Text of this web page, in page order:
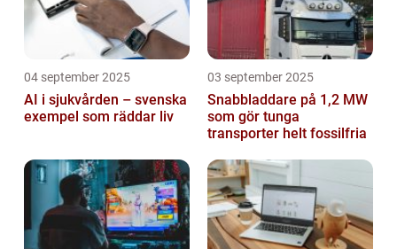
04 september 2025
AI i sjukvården – svenska
exempel som räddar liv
03 september 2025
Snabbladdare på 1,2 MW
som gör tunga
transporter helt fossilfria